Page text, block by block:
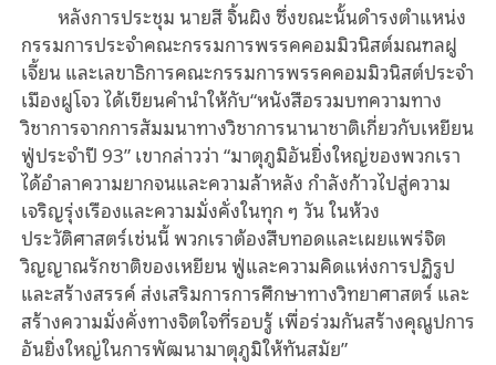
หลังการประชุม นายสี จิ้นผิง ซึ่งขณะนั้นดำรงตำแหน่ง
กรรมการประจำคณะกรรมการพรรคคอมมิวนิสต์มณฑลฝู
เจี้ยน และเลขาธิการคณะกรรมการพรรคคอมมิวนิสต์ประจำ
เมืองฝูโจว ได้เขียนคำนำให้กับ“หนังสือรวมบทความทาง
วิชาการจากการสัมมนาทางวิชาการนานาชาติเกี่ยวกับเหยียน
ฟู่ประจำปี 93” เขากล่าวว่า “มาตุภูมิอันยิ่งใหญ่ของพวกเรา
ได้อำลาความยากจนและความล้าหลัง กำลังก้าวไปสู่ความ
เจริญรุ่งเรืองและความมั่งคั่งในทุก ๆ วัน ในห้วง
ประวัติศาสตร์เช่นนี้ พวกเราต้องสืบทอดและเผยแพร่จิต
วิญญาณรักชาติของเหยียน ฟู่และความคิดแห่งการปฏิรูป
และสร้างสรรค์ ส่งเสริมการการศึกษาทางวิทยาศาสตร์ และ
สร้างความมั่งคั่งทางจิตใจที่รอบรู้ เพื่อร่วมกันสร้างคุณูปการ
อันยิ่งใหญ่ในการพัฒนามาตุภูมิให้ทันสมัย”